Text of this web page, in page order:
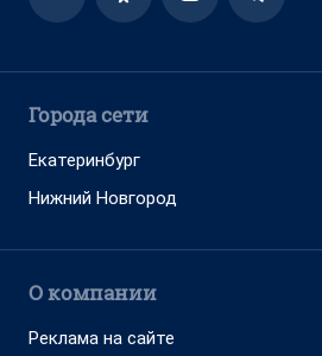
Города сети
Екатеринбург
Нижний Новгород
О компании
Реклама на сайте